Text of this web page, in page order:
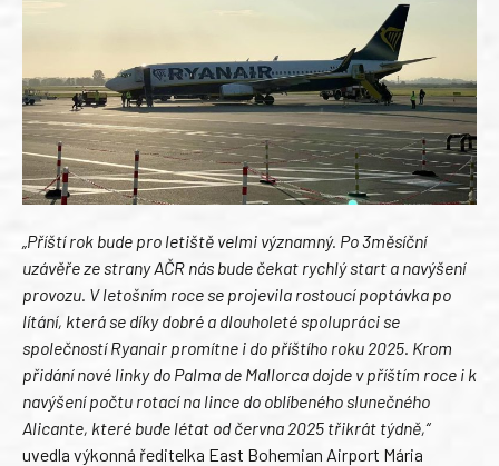
„Příští rok bude pro letiště velmi významný. Po 3měsíční
uzávěře ze strany AČR nás bude čekat rychlý start a navýšení
provozu. V letošním roce se projevila rostoucí poptávka po
lítání, která se díky dobré a dlouholeté spolupráci se
společností Ryanair promítne i do příštího roku 2025. Krom
přidání nové linky do Palma de Mallorca dojde v příštím roce i k
navýšení počtu rotací na lince do oblíbeného slunečného
Alicante, které bude létat od června 2025 třikrát týdně,“
uvedla výkonná ředitelka East Bohemian Airport Mária